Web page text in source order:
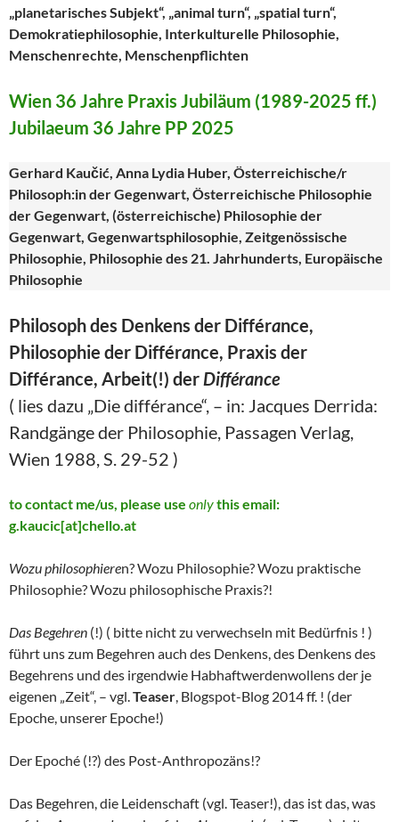
„planetarisches Subjekt“, „animal turn“, „spatial turn“,
Demokratiephilosophie, Interkulturelle Philosophie,
Menschenrechte, Menschenpflichten
Wien 36 Jahre Praxis Jubiläum (1989-2025 ff.)
Jubilaeum 36 Jahre PP 2025
Gerhard Kaučić, Anna Lydia Huber, Österreichische/r
Philosoph:in der Gegenwart, Österreichische Philosophie
der Gegenwart, (österreichische) Philosophie der
Gegenwart, Gegenwartsphilosophie, Zeitgenössische
Philosophie, Philosophie des 21. Jahrhunderts, Europäische
Philosophie
Philosoph des Denkens der Différance,
Philosophie der Différance, Praxis der
Différance, Arbeit(!) derDifférance
( lies dazu „Die différance“, – in: Jacques Derrida:
Randgänge der Philosophie, Passagen Verlag,
Wien 1988, S. 29-52 )
to contact me/us, please use onlythis email:
g.kaucic[at]chello.at
Wozu philosophieren? Wozu Philosophie? Wozu praktische
Philosophie? Wozu philosophische Praxis?!
Das Begehren (!) ( bitte nicht zu verwechseln mit Bedürfnis ! )
führt uns zum Begehren auch des Denkens, des Denkens des
Begehrens und des irgendwie Habhaftwerdenwollens der je
eigenen „Zeit“, – vgl.Teaser, Blogspot-Blog 2014 ff. ! (der
Epoche, unserer Epoche!)
Der Epoché (!?) des Post-Anthropozäns!?
Das Begehren, die Leidenschaft (vgl. Teaser!), das ist das, was